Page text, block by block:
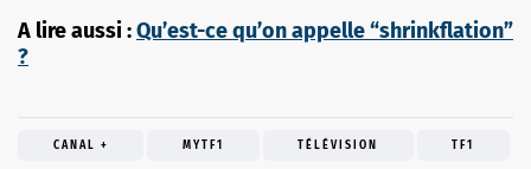
A lire aussi :Qu’est-ce qu’on appelle “shrinkflation”
?
CANAL + MYTF1 TÉLÉVISION TF1